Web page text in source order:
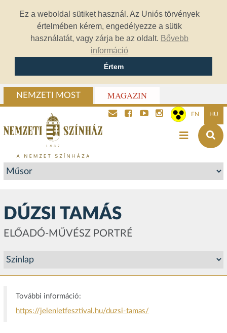
Ez a weboldal sütiket használ. Az Uniós törvények
értelmében kérem, engedélyezze a sütik
használatát, vagy zárja be az oldalt. Bővebb
információ
Értem
NEMZETI MOST MAGAZIN
EN HU
DÚZSI TAMÁS
ELŐADÓ-MŰVÉSZ PORTRÉ
További információ:
https://jelenletfesztival.hu/duzsi-tamas/